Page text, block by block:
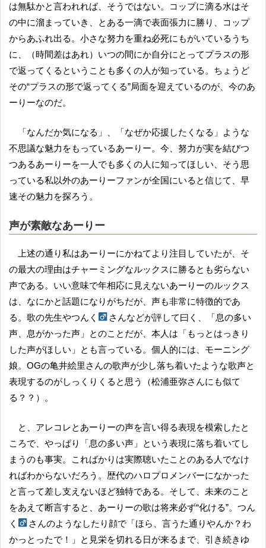
は無駄かと言われれば、そうではない。コップに滴る水はそ
の中に溜まっていき、とある一滴で表面張力に勝り、コップ
からあふれ出る。小さな努力を重ね必死にもがいているうち
に、（時間差はあれ）いつの間にか自分にとってプラスの形
で返ってくるということも多くの人が知っている。ちょうど
その“プラスの形で返ってくる”局面を迎えているのが、今のあ
ーりーなのだ。
「なんだか気になる」、「なぜか応援したくなる」ような
不思議な魅力をもっているあーりー。今、努力が実を結びつ
つあるあーりーを一人でも多くの人に知ってほしい、そう思
っている私以外のあーりーファンが全国にいると信じて、早
速その魅力を探ろう。
声が素敵なあーりー
上述の通り私はあーりーにかねてより注目していたが、そ
の最大の理由はチャーミングなルックスに勝るとも劣らない
声である。いい意味で年相応に見えないあーりーのルックス
は、なにかと話題になりがちだが、声も非常に特徴的であ
る。歌の先生やつんく
さんなどが評して曰く、「息の多い
声、息がかった声」とのことだが、本人は「もっとはっきり
した声がほしい」とも言っている。個人的には、モーニング
娘。OGの亀井絵里さんの歌声が少し落ち着いたような歌声と
表現するのがしっくりくると思う（松浦亜弥さんにも似て
る？？）。
と、アレコレとあーりーの声を言い得る表現を模索したと
ころで、やっぱり「息の多い声」という表現に落ち着いてし
まうのも事実。こればかりは実際聴いたことのある人でなけ
ればわからないだろう。歴代のハロプロメンバーになかった
と言って差し支えないほど独特である。そして、未来のこと
をあえて断言すると、あーりーの歌は将来必ず“化ける”。つん
く
さんのようなしたり顔で「ほら、言うた通りやんか？わ
かっとったで！」と見栄を切れる日が来るまで、引き続きゆ